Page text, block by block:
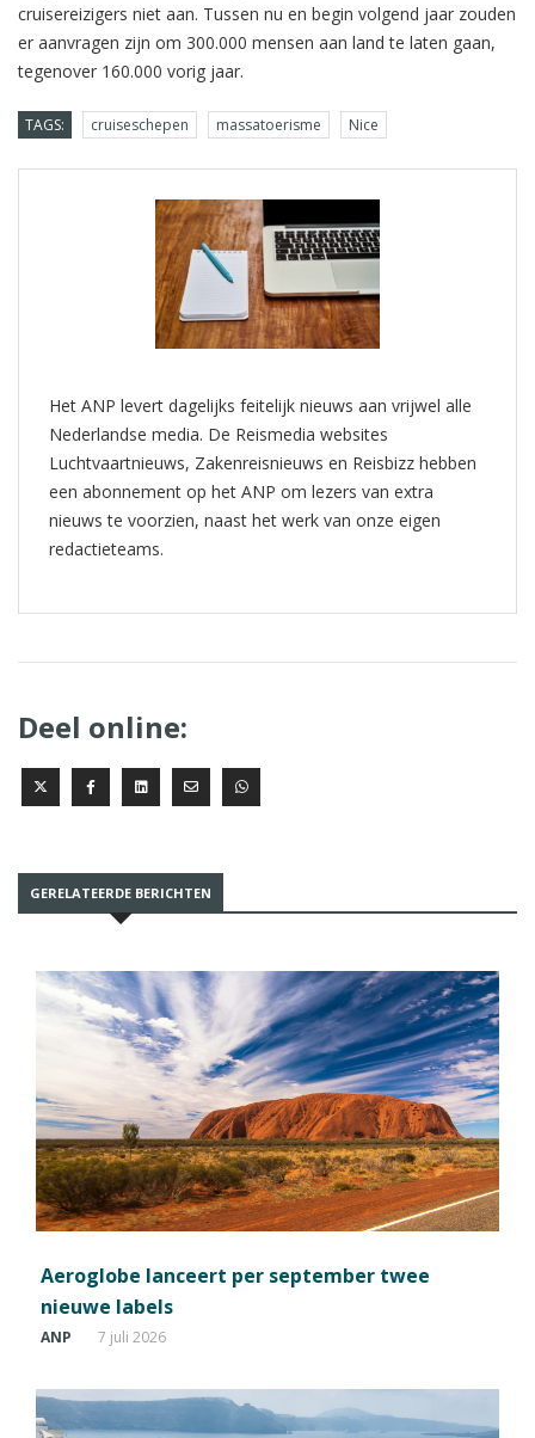
cruisereizigers niet aan. Tussen nu en begin volgend jaar zouden
er aanvragen zijn om 300.000 mensen aan land te laten gaan,
tegenover 160.000 vorig jaar.
TAGS: cruiseschepen massatoerisme Nice
Het ANP levert dagelijks feitelijk nieuws aan vrijwel alle
Nederlandse media. De Reismedia websites
Luchtvaartnieuws, Zakenreisnieuws en Reisbizz hebben
een abonnement op het ANP om lezers van extra
nieuws te voorzien, naast het werk van onze eigen
redactieteams.
Deel online:
GERELATEERDE BERICHTEN
Aeroglobe lanceert per september twee
nieuwe labels
ANP 7 juli 2026